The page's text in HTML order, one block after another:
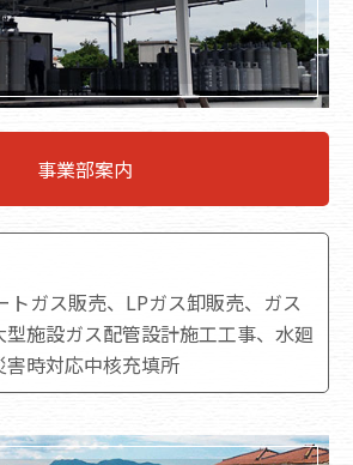
事業部案内
トガス販売、LPガス卸販売、ガス
施設ガス配管設計施工工事、水廻
害時対応中核充填所